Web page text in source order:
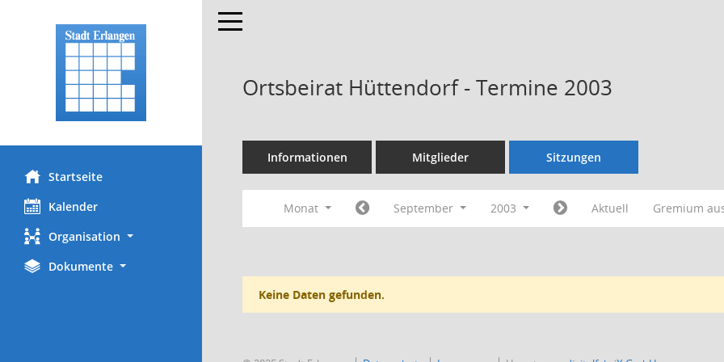
Startseite
Kalender
Organisation
Dokumente
Toggle navigation
Ortsbeirat Hüttendorf - Termine 2003
Informationen Mitglieder Sitzungen
Monat September 2003 Aktuell Gremium
Keine Daten gefunden.